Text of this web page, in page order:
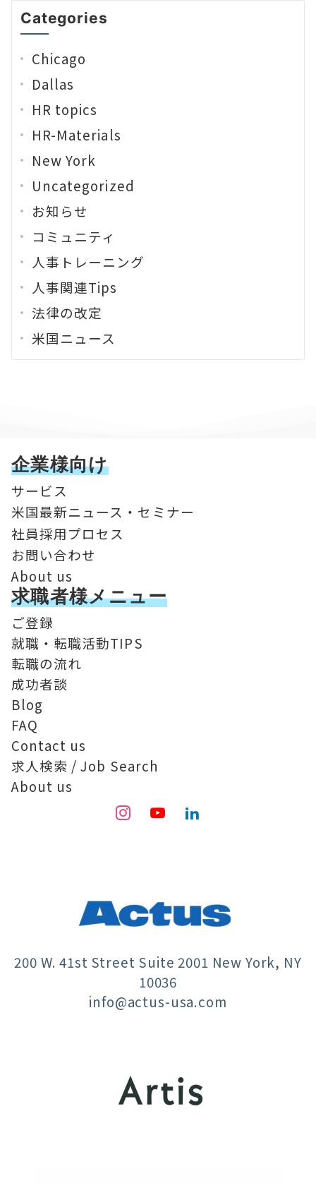
Categories
Chicago
Dallas
HR topics
HR-Materials
New York
Uncategorized
お知らせ
コミュニティ
人事トレーニング
人事関連Tips
法律の改定
米国ニュース
企業様向け
サービス
米国最新ニュース・セミナー
社員採用プロセス
お問い合わせ
About us
求職者様メニュー
ご登録
就職・転職活動TIPS
転職の流れ
成功者談
Blog
FAQ
Contact us
求人検索 / Job Search
About us
200 W. 41st Street Suite 2001 New York, NY
10036
info@actus-usa.com